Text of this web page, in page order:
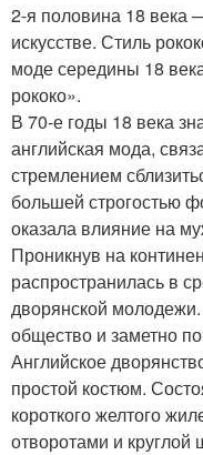
2-я половина 18 века
искусстве. Стиль
моде середины 18
рококо».
В 70-е годы 18 века
английская мода,
стремлением
большей строгостью
оказала влияние на
Проникнув на
распространилась в
дворянской
общество и заметно
Английское
простой костюм.
короткого желтого
отворотами и круглой